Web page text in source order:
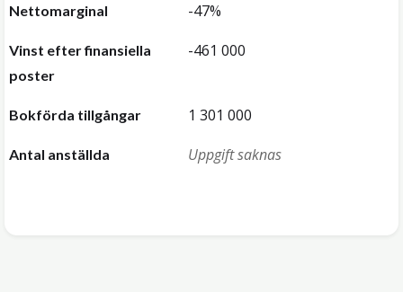
Nettomarginal -47%
Vinst efter finansiella
poster
-461 000
Bokförda tillgångar 1 301 000
Antal anställda Uppgift saknas